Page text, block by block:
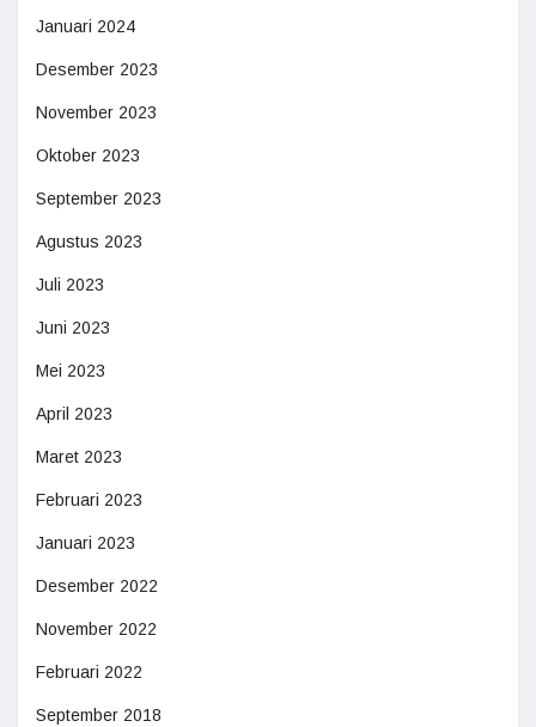
Januari 2024
Desember 2023
November 2023
Oktober 2023
September 2023
Agustus 2023
Juli 2023
Juni 2023
Mei 2023
April 2023
Maret 2023
Februari 2023
Januari 2023
Desember 2022
November 2022
Februari 2022
September 2018